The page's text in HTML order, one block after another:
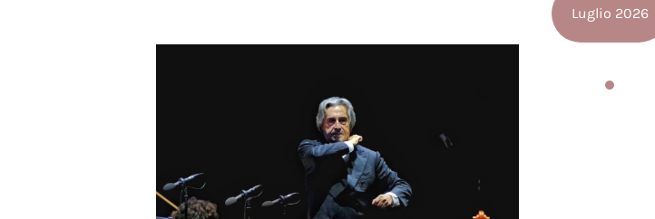
Luglio 2026
Appuntamenti RAI con Riccardo Muti –
Prove pubbliche